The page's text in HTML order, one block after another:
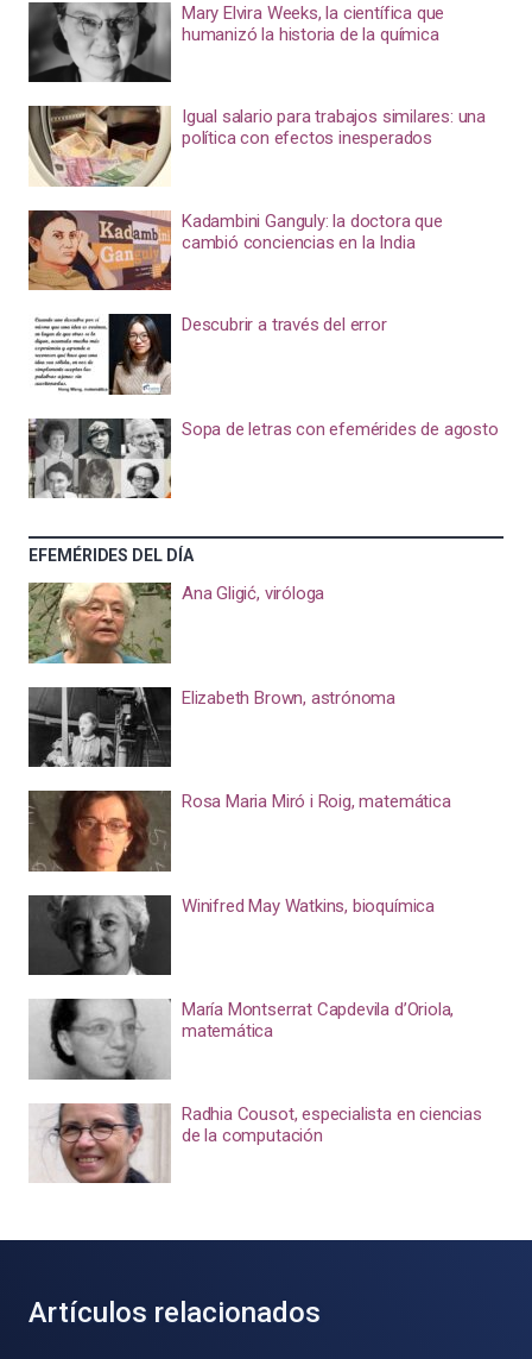
Mary Elvira Weeks, la científica que
humanizó la historia de la química
Igual salario para trabajos similares: una
política con efectos inesperados
Kadambini Ganguly: la doctora que
cambió conciencias en la India
Descubrir a través del error
Sopa de letras con efemérides de agosto
EFEMÉRIDES DEL DÍA
Ana Gligić, viróloga
Elizabeth Brown, astrónoma
Rosa Maria Miró i Roig, matemática
Winifred May Watkins, bioquímica
María Montserrat Capdevila d’Oriola,
matemática
Radhia Cousot, especialista en ciencias
de la computación
Artículos relacionados